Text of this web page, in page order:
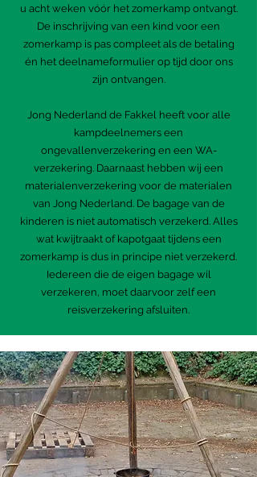
u acht weken vóór het zomerkamp ontvangt.
De inschrijving van een kind voor een
zomerkamp is pas compleet als de betaling
én het deelnameformulier op tijd door ons
zijn ontvangen.
Jong Nederland de Fakkel heeft voor alle
kampdeelnemers een
ongevallenverzekering en een WA-
verzekering. Daarnaast hebben wij een
materialenverzekering voor de materialen
van Jong Nederland. De bagage van de
kinderen is niet automatisch verzekerd. Alles
wat kwijtraakt of kapotgaat tijdens een
zomerkamp is dus in principe niet verzekerd.
Iedereen die de eigen bagage wil
verzekeren, moet daarvoor zelf een
reisverzekering afsluiten.